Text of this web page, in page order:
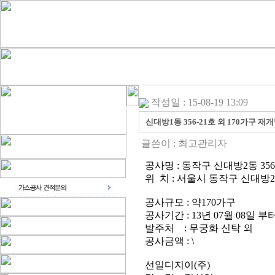
작성일 : 15-08-19 13:09
신대방1동 356-21호 외 170가구 재
글쓴이 : 최고관리자
공사명 : 동작구 신대방2동
위 치 : 서울시 동작구 신대방
공사규모 : 약170가구
공사기간 : 13년 07월 08일 부
발주처 : 무궁화 신탁 외
공사금액 : \
선일디지이(주)